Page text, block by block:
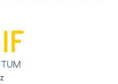
najdrahšieho cenného
zlato aby malo krásne